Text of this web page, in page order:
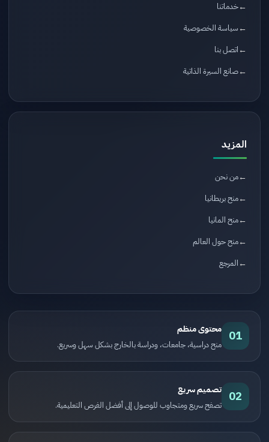
خدماتنا
سياسة الخصوصية
اتصل بنا
صانع السيرة الذاتية
المزيد
من نحن
منح بريطانيا
منح المانيا
منح حول العالم
المرجع
01 محتوى منظم
منح دراسية، جامعات، ودراسة بالخارج بشكل سهل وسريع.
02 تصميم سريع
تصفح سريع ومتجاوب للوصول إلى أفضل الفرص التعليمية.